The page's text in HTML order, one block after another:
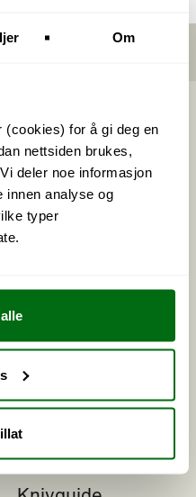
Om
for å gi deg en
nettsiden brukes,
deler noe informasjon
innen analyse og
typer
Norway
motta eksklusivt